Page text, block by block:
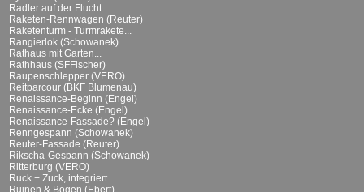
Radler auf der Flucht...
Raketen-Rennwagen (Reuter)
Raketenturm - Turmrakete...
Rangierlok (Schowanek)
Rathaus mit Garten...
Rathhaus (SFFischer)
Raupenschlepper (VERO)
Reitparcour (BKF Blumenau)
Renaissance-Beginn (Engel)
Renaissance-Ecke (Engel)
Renaissance-Fassade? (Engel)
Renngespann (Schowanek)
Reuter-Fassade (Reuter)
Rikscha-Gespann (Schowanek)
Ritterburg (VERO)
Ruck + Zuck, integriert...
Ruinen & Bögen (Ebert)